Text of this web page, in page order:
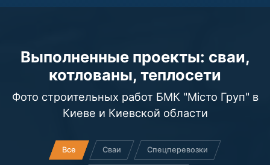
Выполненные проекты: сваи,
котлованы, теплосети
Фото строительных работ БМК "Місто Груп" в
Киеве и Киевской области
Все Сваи Спецперевозки